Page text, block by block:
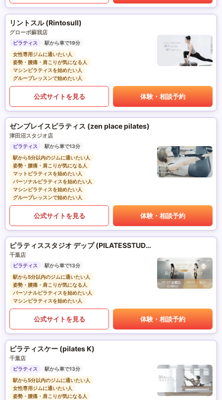
リントスル (Rintosull)
グローボ蘇我店
ピラティス
駅から車で19分
女性専用ジムに通いたい人
姿勢・腰痛・肩こりが気になる人
マシンピラティスを始めたい人
グループレッスンで始めたい人
公式サイトを見る 体験・相談予約
ゼンプレイスピラティス (zen place pilates)
津田沼スタジオ店
ピラティス
駅から車で13分
駅から5分以内のジムに通いたい人
姿勢・腰痛・肩こりが気になる人
マットピラティスを始めたい人
パーソナルピラティスを始めたい人
マシンピラティスを始めたい人
グループレッスンで始めたい人
公式サイトを見る 体験・相談予約
ピラティススタジオ デップ (PILATESSTUDIO DEP)
千葉店
ピラティス
駅から車で13分
駅から5分以内のジムに通いたい人
姿勢・腰痛・肩こりが気になる人
パーソナルピラティスを始めたい人
マシンピラティスを始めたい人
公式サイトを見る 体験・相談予約
ピラティスケー (pilates K)
千葉店
ピラティス
駅から車で13分
駅から5分以内のジムに通いたい人
女性専用ジムに通いたい人
姿勢・腰痛・肩こりが気になる人